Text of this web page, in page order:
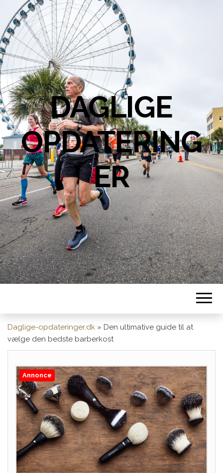
DAGLIGE
OPDATERING
ER
Daglige-opdateringer.dk » Den ultimative guide til at
vælge den bedste barberkost
Annonce